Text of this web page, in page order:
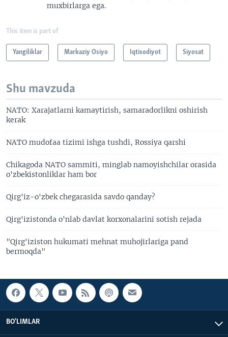
muxbirlarga ega.
This item is part of
Yangiliklar Markaziy Osiyo Iqtisodiyot Siyosat
Shu mavzuda
NATO: Xarajatlarni kamaytirish, samaradorlikni oshirish
kerak
NATO mudofaa tizimi ishga tushdi, Rossiya qarshi
Chikagoda NATO sammiti, minglab namoyishchilar orasida
o'zbekistonliklar ham bor
Qirg'iz-o'zbek chegarasida savdo qanday?
Qirg'izistonda o'nlab davlat korxonalarini sotish rejada
"Qirg'iziston hukumati mehnat muhojirlariga pand
bermoqda"
BO'LIMLAR